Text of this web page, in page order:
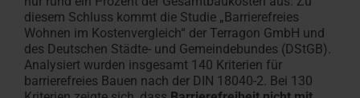
diesem Schluss kommt die Studie „Barrierefreies
Wohnen im Kostenvergleich“ der Terragon GmbH und
des Deutschen Städte- und Gemeindebundes (DStGB).
Analysiert wurden insgesamt 140 Kriterien für
barrierefreies Bauen nach der DIN 18040-2. Bei 130